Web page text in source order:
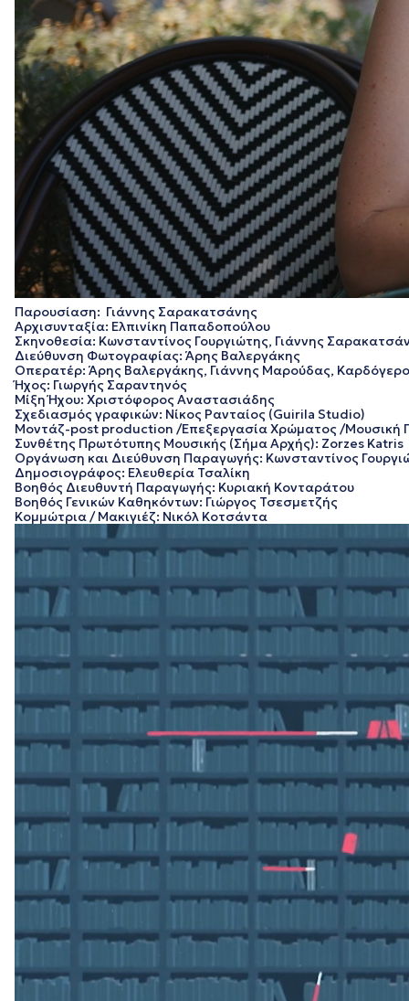
Παρουσίαση: Γιάννης Σαρακατσάνης
Αρχισυνταξία: Ελπινίκη Παπαδοπούλου
Σκηνοθεσία: Κωνσταντίνος Γουργιώτης, Γιάννης
Διεύθυνση Φωτογραφίας: Άρης Βαλεργάκης
Οπερατέρ: Άρης Βαλεργάκης, Γιάννης Μαρούδας,
Ήχος: Γιωργής Σαραντηνός
Μίξη Ήχου: Χριστόφορος Αναστασιάδης
Σχεδιασμός γραφικών: Νίκος Ρανταίος (Guirila Studio)
Μοντάζ-post production /Επεξεργασία Χρώματος /Μουσική
Συνθέτης Πρωτότυπης Μουσικής (Σήμα Αρχής): Zorzes Katris
Οργάνωση και Διεύθυνση Παραγωγής: Κωνσταντίνος
Δημοσιογράφος: Ελευθερία Τσαλίκη
Βοηθός Διευθυντή Παραγωγής: Κυριακή Κονταράτου
Βοηθός Γενικών Καθηκόντων: Γιώργος Τσεσμετζής
Κομμώτρια / Μακιγιέζ: Νικόλ Κοτσάντα
Αναπαραγωγής
Βίντεο